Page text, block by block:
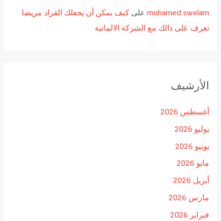
mohamed swelamعلى كيف يمكن أن يجعلك القراد مريضا
تعرف على ذالك مع الشركة الالمانية
الأرشيف
أغسطس 2026
يوليو 2026
يونيو 2026
مايو 2026
أبريل 2026
مارس 2026
فبراير 2026